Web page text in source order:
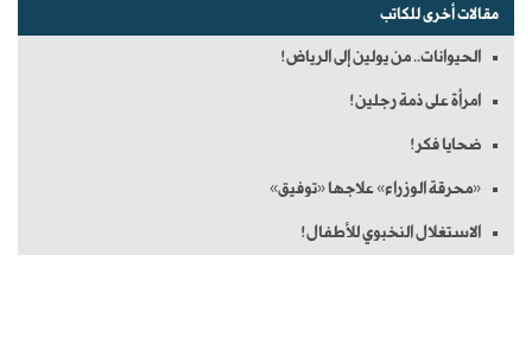
مقالات أخرى للكاتب
الحيوانات.. من يولين إلى الرياض!
امرأة على ذمة رجلين!
ضحايا فكر!
«محرقة الوزراء» علاجها «توفيق»
الاستغلال النخبوي للأطفال!